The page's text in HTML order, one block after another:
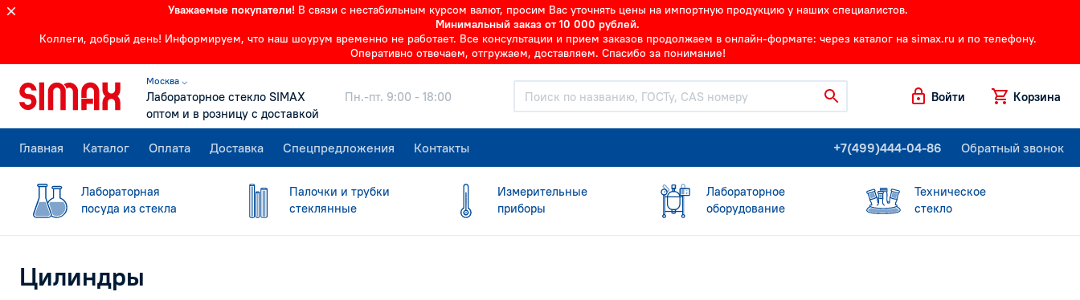
Уважаемые покупатели! В связи с нестабильным курсом валют, просим Вас уточнять цены на импортную продукцию у наших специалистов.
Минимальный заказ от 10 000 рублей.
Коллеги, добрый день! Информируем, что наш шоурум временно не работает. Все консультации и прием заказов продолжаем в онлайн-формате: через каталог на simax.ru и по телефону.
Оперативно отвечаем, отгружаем, доставляем. Спасибо за понимание!
Москва ⌵
Лабораторное стекло SIMAX
оптом и в розницу с доставкой
Пн.-пт. 9:00 - 18:00 Войти Корзина
Главная Каталог Оплата Доставка Спецпредложения Контакты +7(499)444-04-86 Обратный звонок
Лабораторная
посуда из стекла
Палочки и трубки
стеклянные
Измерительные
приборы
Лабораторное
оборудование
Техническое
стекло
Цилиндры